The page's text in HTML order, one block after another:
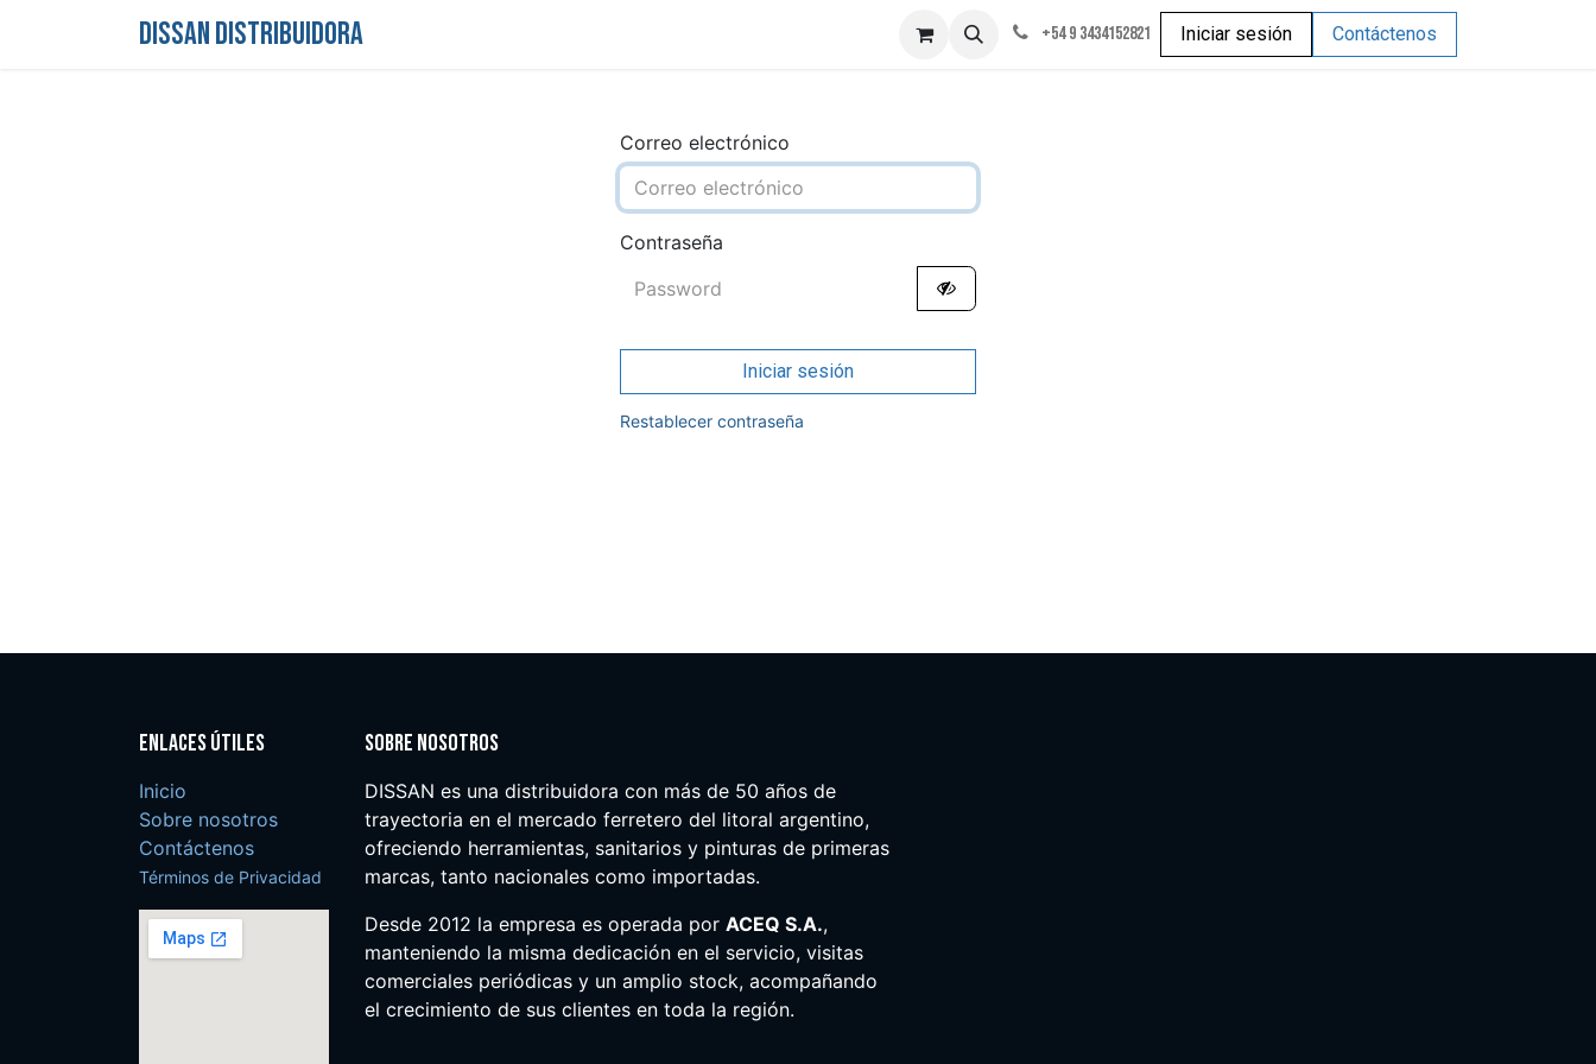
DISSAN DISTRIBUIDORA +54 9 3434152821 Iniciar sesión Contáctenos
Correo electrónico
Contraseña
Iniciar sesión
Restablecer contraseña
Enlaces útiles
Inicio
Sobre nosotros
Contáctenos
Términos de Privacidad
Sobre nosotros
DISSAN es una distribuidora con más de 50 años de
trayectoria en el mercado ferretero del litoral argentino,
ofreciendo herramientas, sanitarios y pinturas de primeras
marcas, tanto nacionales como importadas.
Desde 2012 la empresa es operada por ACEQ S.A.,
manteniendo la misma dedicación en el servicio, visitas
comerciales periódicas y un amplio stock, acompañando
el crecimiento de sus clientes en toda la región.